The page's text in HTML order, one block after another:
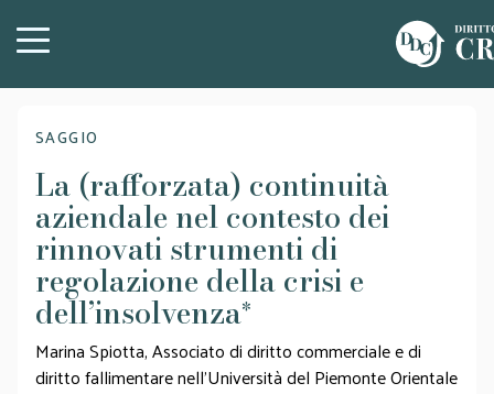
SAGGIO
La (rafforzata) continuità
aziendale nel contesto dei
rinnovati strumenti di
regolazione della crisi e
dell’insolvenza*
Marina Spiotta, Associato di diritto commerciale e di
diritto fallimentare nell’Università del Piemonte Orientale